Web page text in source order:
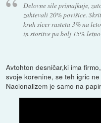
Delovne sile primajkuje,
zahtevali 20% povišice.
kruh sicer rasteta 3% na
in storitve pa bolj 15%
Avtohton desničar,ki ima
svoje korenine, se teh igric
Nacionalizem je samo na